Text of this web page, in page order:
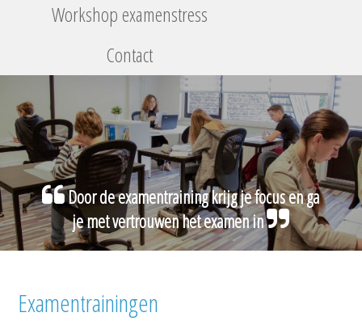
Workshop examenstress
Contact
Door de examentraining krijg je focus en ga
je met vertrouwen het examen in
Examentrainingen